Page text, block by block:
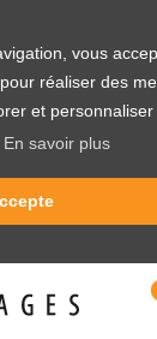
vous
réaliser des
et personnaliser
En savoir plus